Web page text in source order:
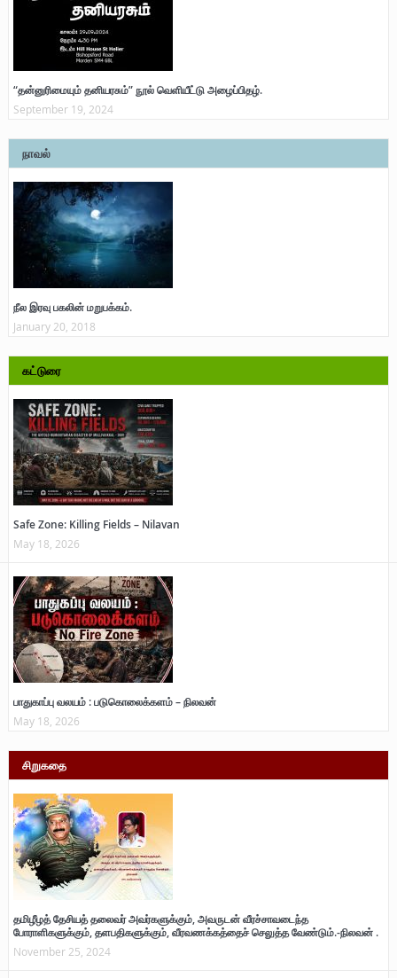
“தன்னுரிமையும் தனியரசும்” நூல் வெளியீட்டு அழைப்பிதழ்.
September 19, 2024
நாவல்
நீல இரவு பகலின் மறுபக்கம்.
January 20, 2018
கட்டுரை
Safe Zone: Killing Fields – Nilavan
May 18, 2026
பாதுகாப்பு வலயம் : படுகொலைக்களம் – நிலவன்
May 18, 2026
சிறுகதை
தமிழீழத் தேசியத் தலைவர் அவர்களுக்கும், அவருடன் வீரச்சாவடைந்த
போராளிகளுக்கும், தளபதிகளுக்கும், வீரவணக்கத்தைச் செலுத்த வேண்டும்.-நிலவன் .
November 25, 2024